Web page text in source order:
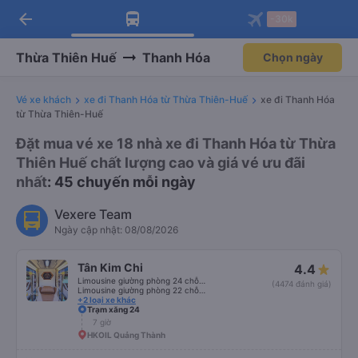
Tải app Vexere ngay!
Nhận ưu đãi thành viên độc
Mở app
Tải app Vexere
-30k/ghế khi đặt vé máy bay qua
Mở app
arrow_back
Thừa Thiên Huế Thanh Hóa Chọn ngày
Vé xe khách xe đi Thanh Hóa từ Thừa Thiên-Huế
xe đi Thanh Hóa
từ Thừa Thiên-Huế
Đặt mua vé xe 18 nhà xe đi Thanh Hóa từ Thừa
Thiên Huế chất lượng cao và giá vé ưu đãi
nhất: 45 chuyến mỗi ngày
Vexere Team
Ngày cập nhật: 08/08/2026
Tân Kim Chi
+2 loại xe khác
4.4
(4474 đánh giá)
Trạm xăng 24
7 giờ
HKOIL Quảng Thành